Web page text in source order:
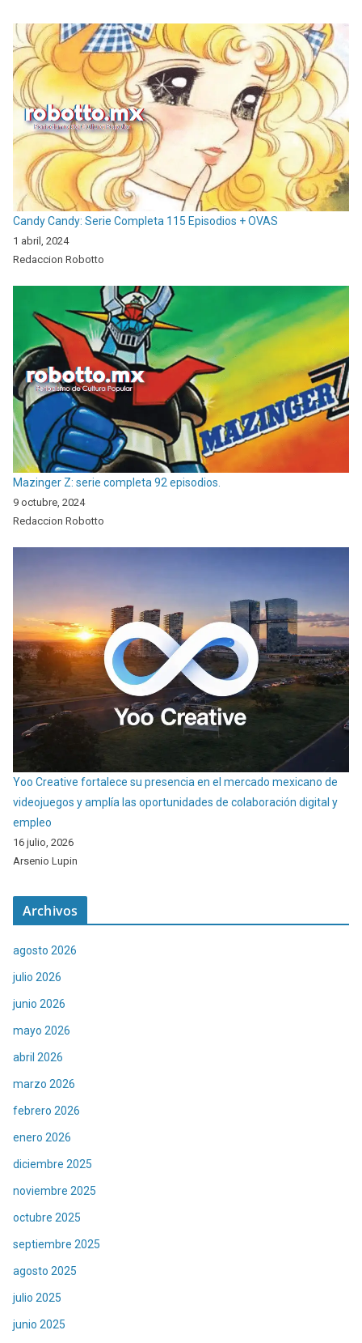
Candy Candy: Serie Completa 115 Episodios + OVAS
1 abril, 2024
Redaccion Robotto
Mazinger Z: serie completa 92 episodios.
9 octubre, 2024
Redaccion Robotto
Yoo Creative fortalece su presencia en el mercado mexicano de
videojuegos y amplía las oportunidades de colaboración digital y
empleo
16 julio, 2026
Arsenio Lupin
Archivos
agosto 2026
julio 2026
junio 2026
mayo 2026
abril 2026
marzo 2026
febrero 2026
enero 2026
diciembre 2025
noviembre 2025
octubre 2025
septiembre 2025
agosto 2025
julio 2025
junio 2025